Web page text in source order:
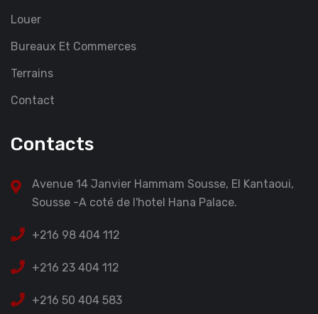
Louer
Bureaux Et Commerces
Terrains
Contact
Contacts
Avenue 14 Janvier Hammam Sousse, El Kantaoui,
Sousse -A coté de l'hotel Hana Palace.
+216 98 404 112
+216 23 404 112
+216 50 404 583